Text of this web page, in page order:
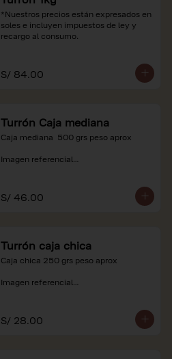
*Nuestros precios están expresados en
soles e incluyen impuestos de ley y
recargo al consumo.
S/ 84.00
Turrón Caja mediana
Caja mediana  500 grs peso aprox
Imagen referencial
soles e incluyen impuestos de ley y
recargo al consumo.
S/ 46.00
Turrón caja chica
Caja chica 250 grs peso aprox
Imagen referencial
soles e incluyen impuestos de ley y
recargo al consumo.
S/ 28.00